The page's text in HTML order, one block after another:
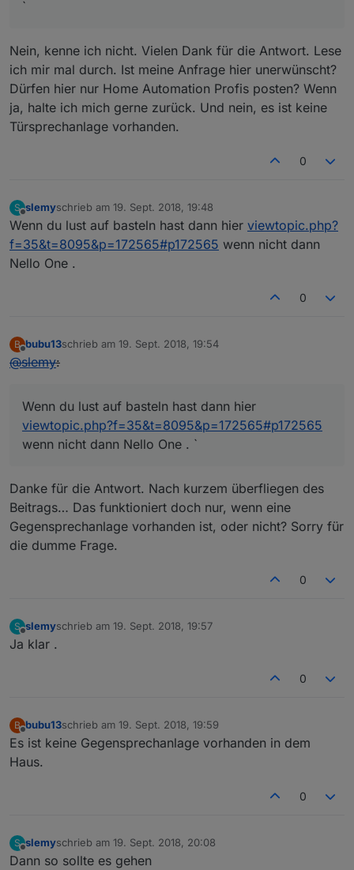
`
Nein, kenne ich nicht. Vielen Dank für die Antwort. Lese
ich mir mal durch. Ist meine Anfrage hier unerwünscht?
Dürfen hier nur Home Automation Profis posten? Wenn
ja, halte ich mich gerne zurück. Und nein, es ist keine
Türsprechanlage vorhanden.
0
S
Offline
slemyschrieb am 19. Sept. 2018, 19:48
zuletzt editiert von
Wenn du lust auf basteln hast dann hier viewtopic.php?
f=35&t=8095&p=172565#p172565 wenn nicht dann
Nello One .
0
B
Offline
bubu13schrieb am 19. Sept. 2018, 19:54
zuletzt editiert von
@slemy:
Wenn du lust auf basteln hast dann hier
viewtopic.php?f=35&t=8095&p=172565#p172565
wenn nicht dann Nello One . `
Danke für die Antwort. Nach kurzem überfliegen des
Beitrags… Das funktioniert doch nur, wenn eine
Gegensprechanlage vorhanden ist, oder nicht? Sorry für
die dumme Frage.
0
S
Offline
slemyschrieb am 19. Sept. 2018, 19:57
zuletzt editiert von
Ja klar .
0
B
Offline
bubu13schrieb am 19. Sept. 2018, 19:59
zuletzt editiert von
Es ist keine Gegensprechanlage vorhanden in dem
Haus.
0
S slemyschrieb am 19. Sept. 2018, 20:08
zuletzt editiert von
Dann so sollte es gehen